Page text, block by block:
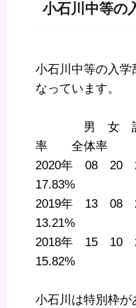
小石川中等の
小石川中等の入学
なっています。
男 女 計
率 全体率
2020年 08 20
17.83%
2019年 13 08
13.21%
2018年 15 10
15.82%
小石川は特別枠